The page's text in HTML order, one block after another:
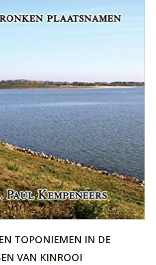
TOPONIEMEN IN DE
VAN KINROOI